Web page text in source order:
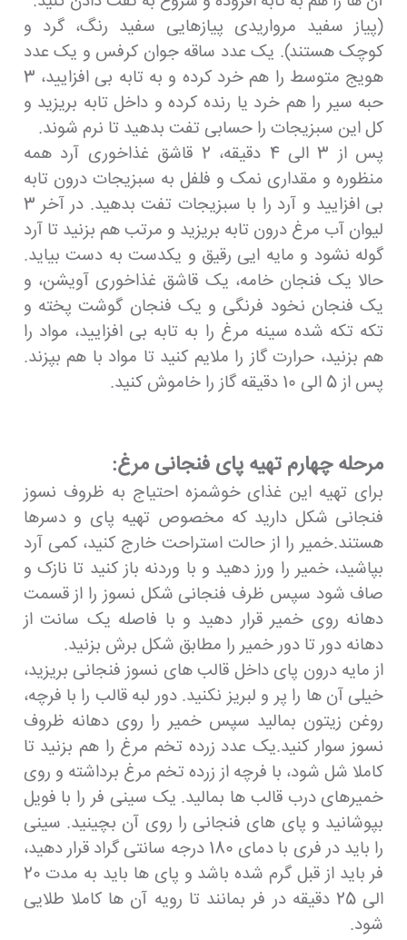
(پیاز سفید مرواریدی پیازهایی سفید رنگ، گرد و
کوچک هستند). یک عدد ساقه جوان کرفس و یک عدد
هویج متوسط را هم خرد کرده و به تابه بی افزایید، 3
حبه سیر را هم خرد یا رنده کرده و داخل تابه بریزید و
کل این سبزیجات را حسابی تفت بدهید تا نرم شوند.
پس از 3 الی 4 دقیقه، 2 قاشق غذاخوری آرد همه
منظوره و مقداری نمک و فلفل به سبزیجات درون تابه
بی افزایید و آرد را با سبزیجات تفت بدهید. در آخر 3
لیوان آب مرغ درون تابه بریزید و مرتب هم بزنید تا آرد
گوله نشود و مایه ایی رقیق و یکدست به دست بیاید.
حالا یک فنجان خامه، یک قاشق غذاخوری آویشن، و
یک فنجان نخود فرنگی و یک فنجان گوشت پخته و
تکه تکه شده سینه مرغ را به تابه بی افزایید، مواد را
هم بزنید، حرارت گاز را ملایم کنید تا مواد با هم بپزند.
پس از 5 الی 10 دقیقه گاز را خاموش کنید.
مرحله چهارم تهیه پای فنجانی مرغ:
برای تهیه این غذای خوشمزه احتیاج به ظروف نسوز
فنجانی شکل دارید که مخصوص تهیه پای و دسرها
هستند.خمیر را از حالت استراحت خارج کنید، کمی آرد
بپاشید، خمیر را ورز دهید و با وردنه باز کنید تا نازک و
صاف شود سپس ظرف فنجانی شکل نسوز را از قسمت
دهانه روی خمیر قرار دهید و با فاصله یک سانت از
دهانه دور تا دور خمیر را مطابق شکل برش بزنید.
از مایه درون پای داخل قالب های نسوز فنجانی بریزید،
خیلی آن ها را پر و لبریز نکنید. دور لبه قالب را با فرچه،
روغن زیتون بمالید سپس خمیر را روی دهانه ظروف
نسوز سوار کنید.یک عدد زرده تخم مرغ را هم بزنید تا
کاملا شل شود، با فرچه از زرده تخم مرغ برداشته و روی
خمیرهای درب قالب ها بمالید. یک سینی فر را با فویل
بپوشانید و پای های فنجانی را روی آن بچینید. سینی
را باید در فری با دمای 180 درجه سانتی گراد قرار دهید،
فر باید از قبل گرم شده باشد و پای ها باید به مدت 20
الی 25 دقیقه در فر بمانند تا رویه آن ها کاملا طلایی
شود.